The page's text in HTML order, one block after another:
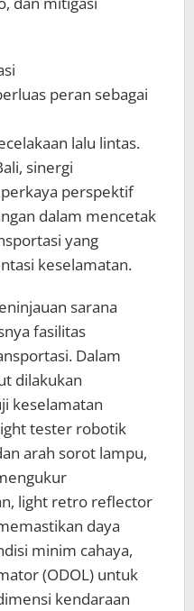
peran sebagai
lalu lintas.
sinergi
perspektif
dalam mencetak
yang
keselamatan.
sarana
fasilitas
Dalam
dilakukan
keselamatan
tester robotik
arah sorot lampu,
light retro reflector
daya
minim cahaya,
(ODOL) untuk
kendaraan